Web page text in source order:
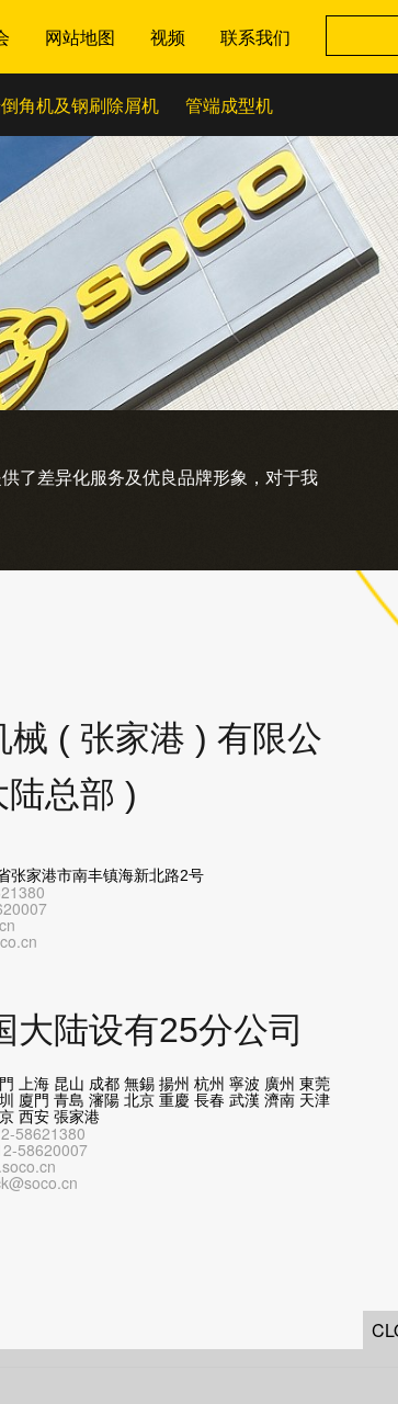
网站地图 视频 联系我们
角机及钢刷除屑机 管端成型机
了差异化服务及优良品牌形象，对于我
械 ( 张家港 ) 有限公
总部 )
张家港市南丰镇海新北路2号
大陆设有25分公司
上海 昆山 成都 無錫 揚州 杭州 寧波 廣州 東莞
廈門 青島 瀋陽 北京 重慶 長春 武漢 濟南 天津
西安 張家港
58621380
58620007